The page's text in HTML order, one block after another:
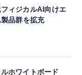
ィジカルAI向けエ
品群を拡充
ホワイトボード